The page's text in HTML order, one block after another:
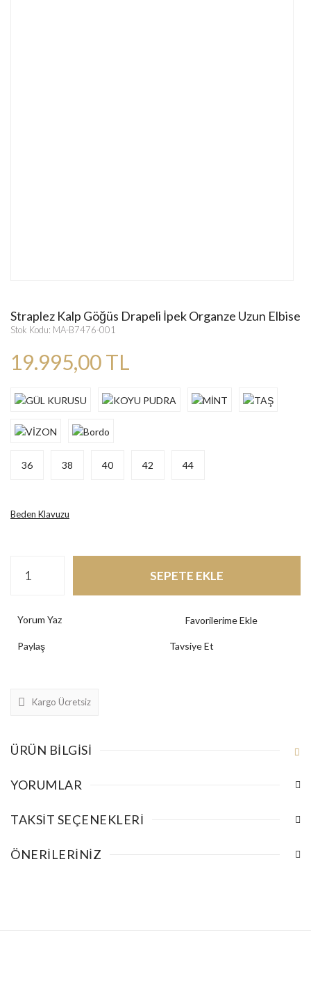
Straplez Kalp Göğüs Drapeli İpek Organze Uzun Elbise
Stok Kodu: MA-B7476-001
19.995,00 TL
36 38 40 42 44
Beden Klavuzu
SEPETE EKLE
Yorum Yaz
Paylaş Tavsiye Et
Kargo Ücretsiz
ÜRÜN BILGISI
YORUMLAR
TAKSIT SEÇENEKLERI
ÖNERILERINIZ